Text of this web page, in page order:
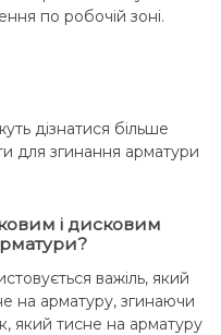
по робочій зоні.
дізнатися більше
для згинання арматури
і дисковим
важіль, який
на арматуру, згинаючи
який тисне на арматуру